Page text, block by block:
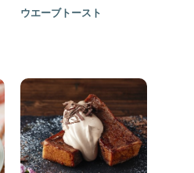
ウエーブトースト